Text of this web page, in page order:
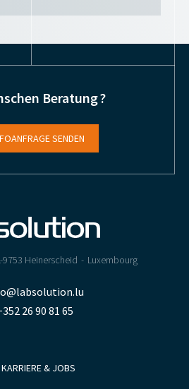
9753 Heinerscheid Luxembourg
26 90 81 65
Beratung ?
SENDEN
KARRIERE & JOBS